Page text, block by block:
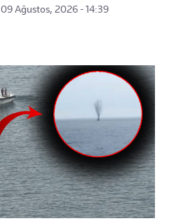
09 Ağustos, 2026 - 14:39